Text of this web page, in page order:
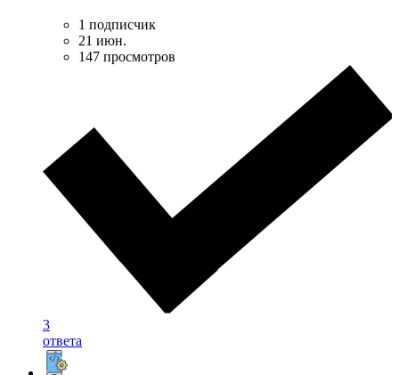
1 подписчик
21 июн.
147 просмотров
3
ответа